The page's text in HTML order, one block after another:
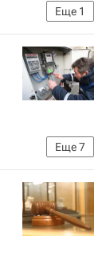
Еще 1
Еще7